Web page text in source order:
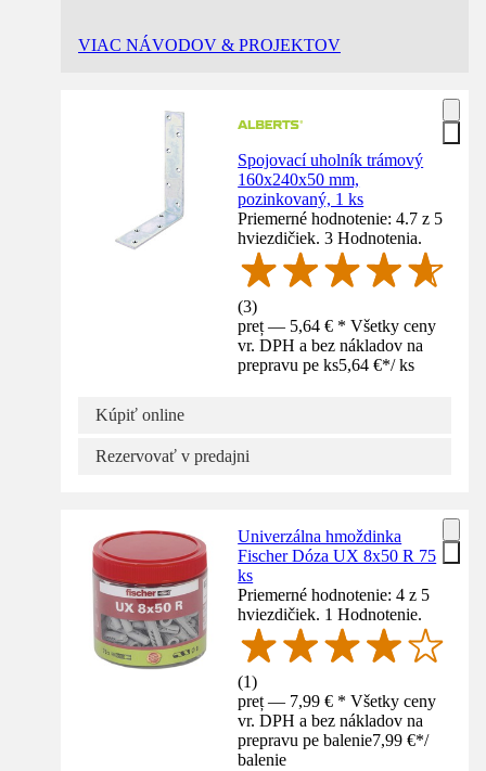
VIAC NÁVODOV & PROJEKTOV
Spojovací uholník trámový
160x240x50 mm,
pozinkovaný, 1 ks
Priemerné hodnotenie: 4.7 z 5
hviezdičiek. 3 Hodnotenia.
(3)
preț — 5,64 € * Všetky ceny
vr. DPH a bez nákladov na
prepravu pe ks5,64 €*/ ks
Kúpiť online
Rezervovať v predajni
Univerzálna hmoždinka
Fischer Dóza UX 8x50 R 75
ks
Priemerné hodnotenie: 4 z 5
hviezdičiek. 1 Hodnotenie.
(1)
preț — 7,99 € * Všetky ceny
vr. DPH a bez nákladov na
prepravu pe balenie7,99 €*/
balenie